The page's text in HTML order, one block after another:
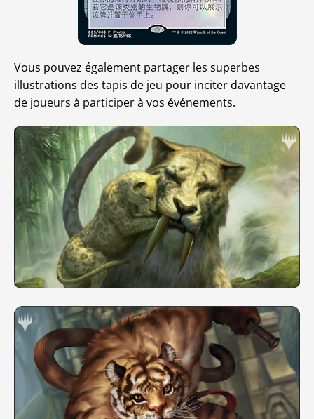
Vous pouvez également partager les superbes
illustrations des tapis de jeu pour inciter davantage
de joueurs à participer à vos événements.